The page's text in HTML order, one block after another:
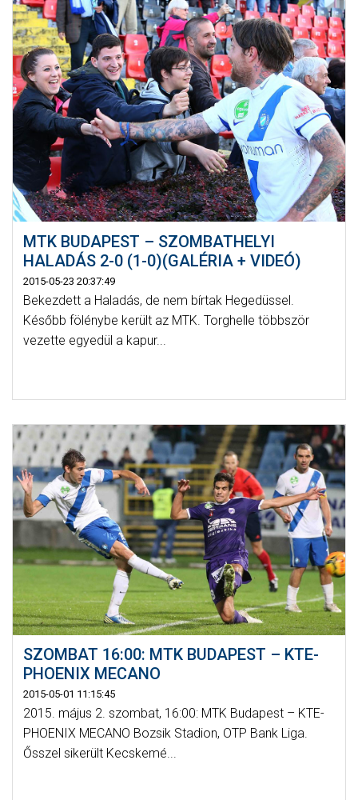
MTK BUDAPEST – SZOMBATHELYI
HALADÁS 2-0 (1-0)(GALÉRIA + VIDEÓ)
2015-05-23 20:37:49
Bekezdett a Haladás, de nem bírtak Hegedüssel.
Később fölénybe került az MTK. Torghelle többször
vezette egyedül a kapur...
SZOMBAT 16:00: MTK BUDAPEST – KTE-
PHOENIX MECANO
2015-05-01 11:15:45
2015. május 2. szombat, 16:00: MTK Budapest – KTE-
PHOENIX MECANO Bozsik Stadion, OTP Bank Liga.
Ősszel sikerült Kecskemé...